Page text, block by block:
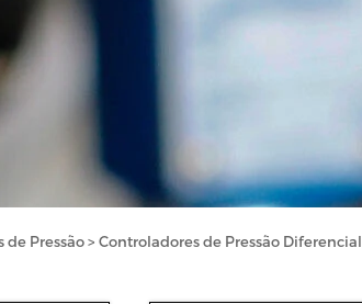
de Pressão>Controladores de Pressão Diferencial